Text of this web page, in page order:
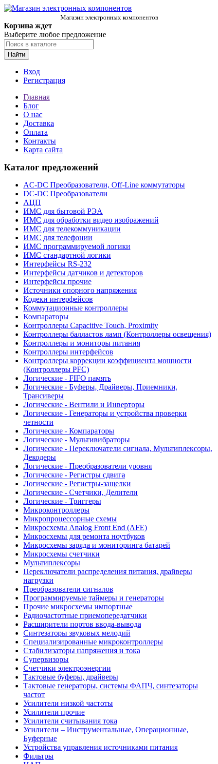
Магазин электронных компонентов
Корзина ждет
Выберите любое предложение
Найти
Вход
Регистрация
Главная
Блог
О нас
Доставка
Оплата
Контакты
Карта сайта
Каталог предложений
AC-DC Преобразователи, Off-Line коммутаторы
DC-DC Преобразователи
АЦП
ИМС для бытовой РЭА
ИМС для обработки видео изображений
ИМС для телекоммуникации
ИМС для телефонии
ИМС программируемой логики
ИМС стандартной логики
Интерфейсы RS-232
Интерфейсы датчиков и детекторов
Интерфейсы прочие
Источники опорного напряжения
Кодеки интерфейсов
Коммутационные контроллеры
Компараторы
Контроллеры Capacitive Touch, Proximity
Контроллеры балластов ламп (Контроллеры освещения)
Контроллеры и мониторы питания
Контроллеры интерфейсов
Контроллеры коррекции коэффициента мощности
(Контроллеры PFC)
Логические - FIFO память
Логические - Буферы, Драйверы, Приемники,
Трансиверы
Логические - Вентили и Инверторы
Логические - Генераторы и устройства проверки
четности
Логические - Компараторы
Логические - Мультивибраторы
Логические - Переключатели сигнала, Мультиплексоры,
Декодеры
Логические - Преобразователи уровня
Логические - Регистры сдвига
Логические - Регистры-защелки
Логические - Счетчики, Делители
Логические - Триггеры
Микроконтроллеры
Микропроцессорные схемы
Микросхемы Analog Front End (AFE)
Микросхемы для ремонта ноутбуков
Микросхемы заряда и мониторинга батарей
Микросхемы счетчики
Мультиплексоры
Переключатели распределения питания, драйверы
нагрузки
Преобразователи сигналов
Программируемые таймеры и генераторы
Прочие микросхемы импортные
Радиочастотные приемопередатчики
Расширители портов ввода-вывода
Синтезаторы звуковых мелодий
Специализированные микроконтроллеры
Стабилизаторы напряжения и тока
Супервизоры
Счетчики электроэнергии
Тактовые буферы, драйверы
Тактовые генераторы, системы ФАПЧ, синтезаторы
частот
Усилители низкой частоты
Усилители прочие
Усилители считывания тока
Усилители – Инструментальные, Операционные,
Буферные
Устройства управления источниками питания
Фильтры